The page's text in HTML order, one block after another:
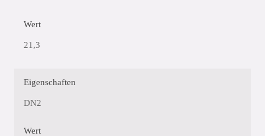
Wert
21,3
Eigenschaften
DN2
Wert